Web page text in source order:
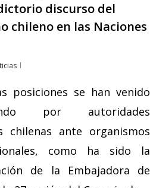
search or ESC to close
discurso del
chileno en las Naciones
posiciones se han venido
por autoridades
chilenas ante organismos
como ha sido la
de la Embajadora de